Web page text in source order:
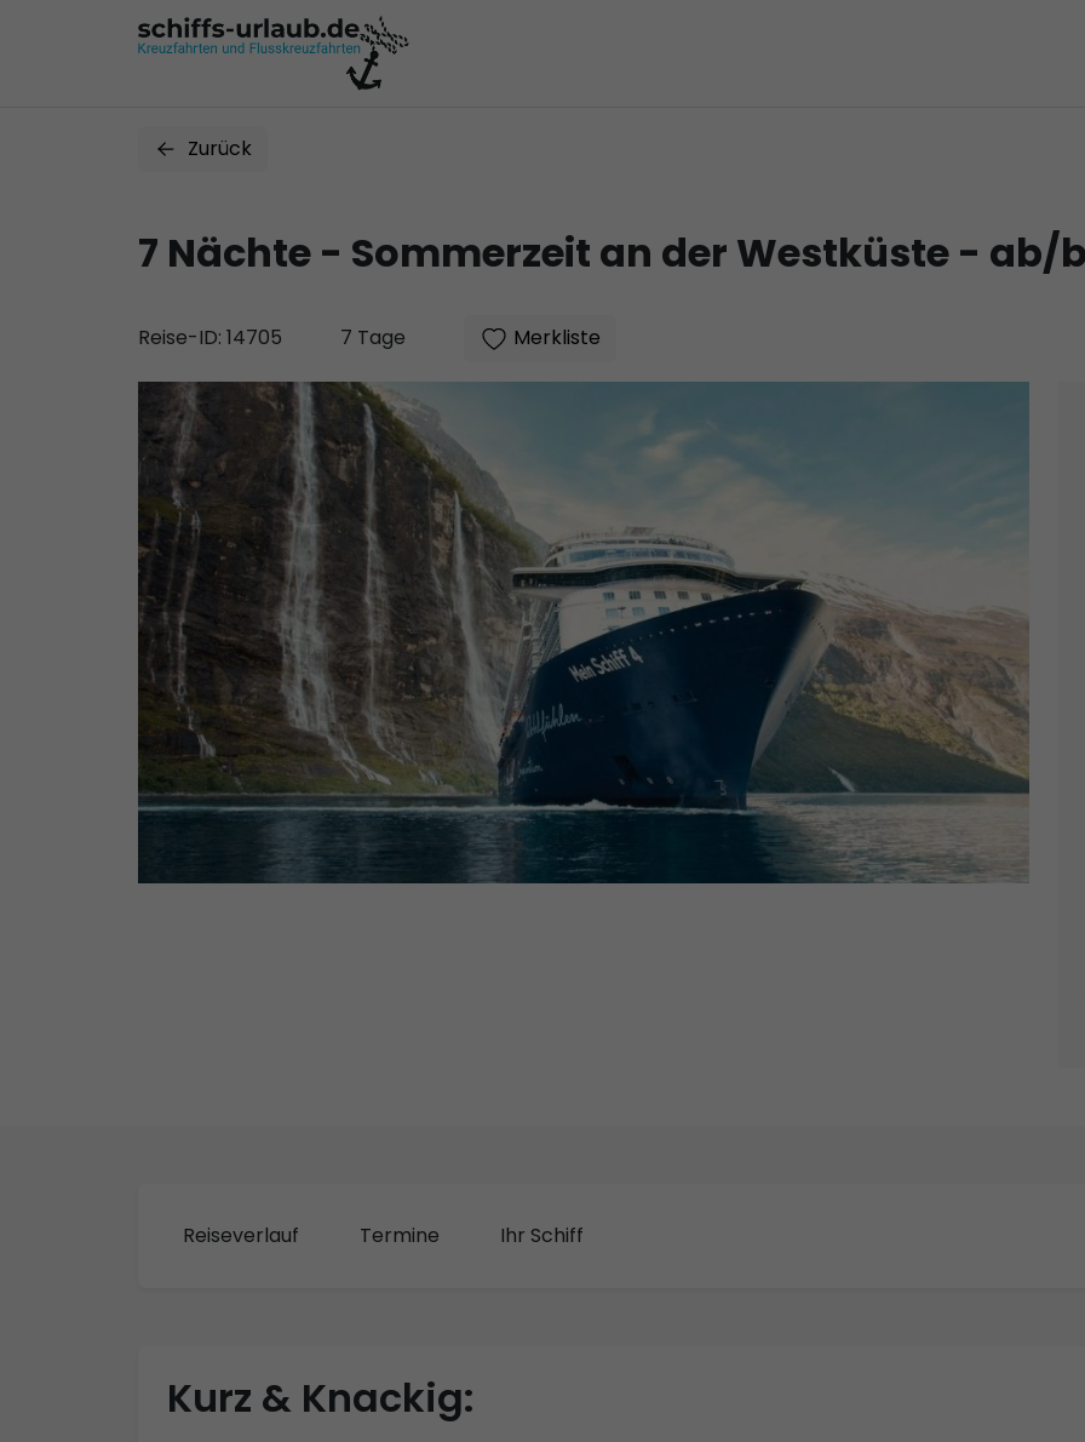
Zurück
7 Nächte - Sommerzeit an der Westküste - ab/
Reise-ID: 14705 7 Tage Merkliste
Reiseverlauf Termine Ihr Schiff
Kurz & Knackig: